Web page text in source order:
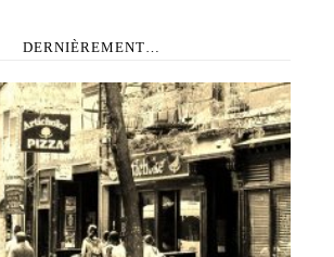
DERNIÈREMENT…